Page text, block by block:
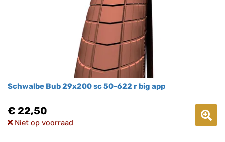
Schwalbe Bub 29x200 sc 50-622 r big app
€ 22,50
Niet op voorraad